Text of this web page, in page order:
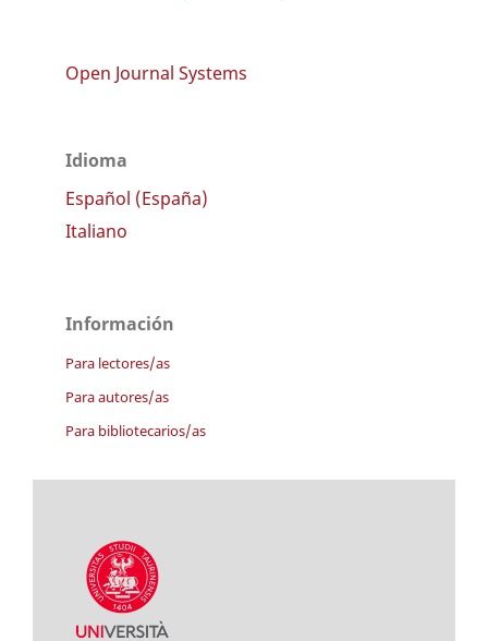
Open Journal Systems
Idioma
Español (España)
Italiano
Información
Para lectores/as
Para autores/as
Para bibliotecarios/as